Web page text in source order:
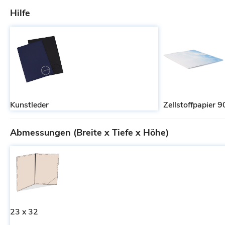
Hilfe
Kunstleder Zellstoffpapier
Abmessungen (Breite x Tiefe x Höhe)
23 x 32